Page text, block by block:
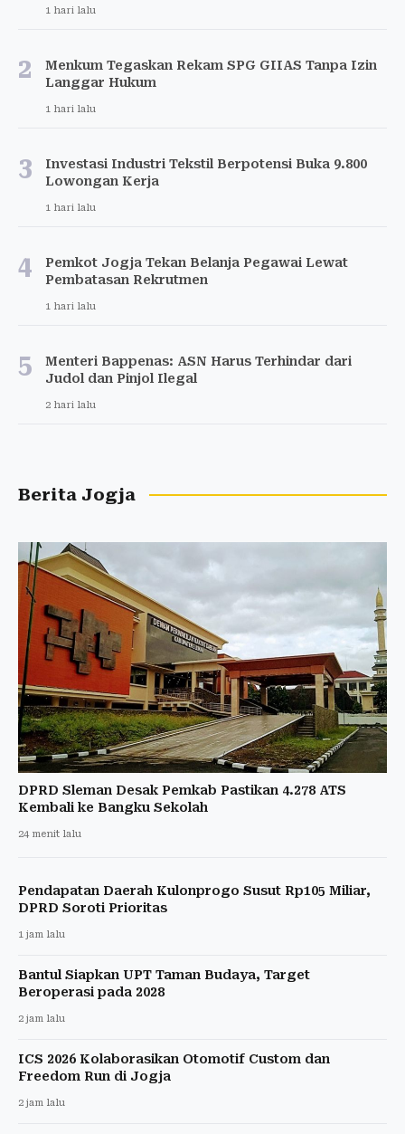
1 hari lalu
2
Menkum Tegaskan Rekam SPG GIIAS Tanpa Izin
Langgar Hukum
1 hari lalu
3
Investasi Industri Tekstil Berpotensi Buka 9.800
Lowongan Kerja
1 hari lalu
4
Pemkot Jogja Tekan Belanja Pegawai Lewat
Pembatasan Rekrutmen
1 hari lalu
5
Menteri Bappenas: ASN Harus Terhindar dari
Judol dan Pinjol Ilegal
2 hari lalu
Berita Jogja
DPRD Sleman Desak Pemkab Pastikan 4.278 ATS
Kembali ke Bangku Sekolah
24 menit lalu
Pendapatan Daerah Kulonprogo Susut Rp105 Miliar,
DPRD Soroti Prioritas
1 jam lalu
Bantul Siapkan UPT Taman Budaya, Target
Beroperasi pada 2028
2 jam lalu
ICS 2026 Kolaborasikan Otomotif Custom dan
Freedom Run di Jogja
2 jam lalu